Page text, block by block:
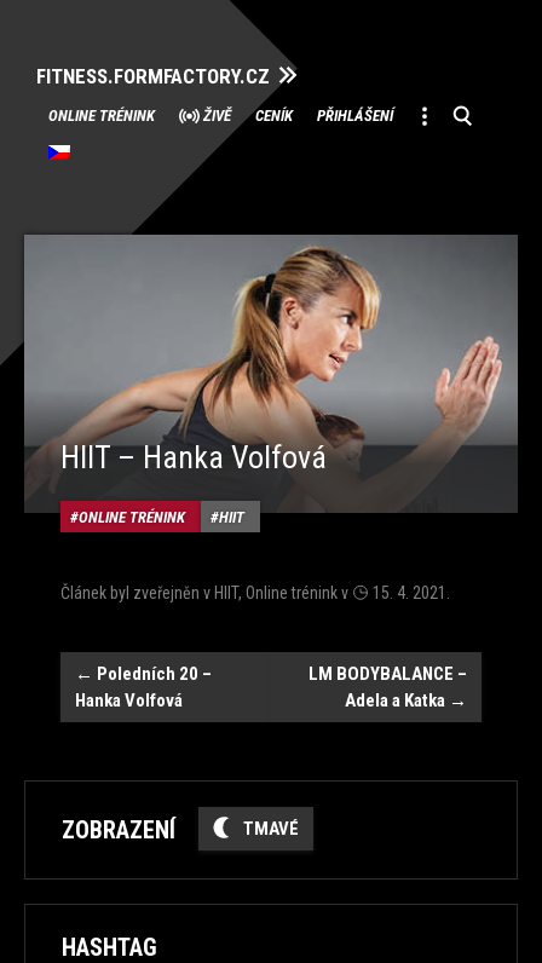
FITNESS.FORMFACTORY.CZ
Přeskočit
na
obsah
ONLINE TRÉNINK ŽIVĚ CENÍK PŘIHLÁŠENÍ
HIIT – Hanka Volfová
ONLINE TRÉNINK HIIT
Článek byl zveřejněn vHIIT, Online tréninkv 15. 4. 2021
Navigace
← Poledních 20 –
Hanka Volfová
LM BODYBALANCE –
Adela a Katka →
ZOBRAZENÍ TMAVÉ
HASHTAG